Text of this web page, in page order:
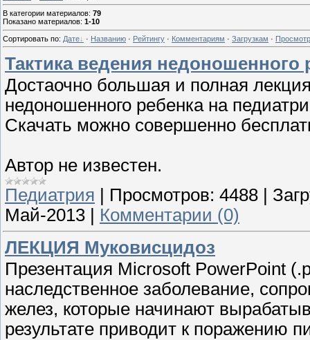
В категории материалов: 79
Показано материалов: 1-10
Сортировать по: Дате · Названию · Рейтингу · Комментариям · Загрузкам ·
Тактика ведения недоношенного
Достаочно большая и полная
недоношенного ребенка на
Скачать можно совершенно
Автор не известен.
Педиатрия | Просмотров: 4488 |
Май-2013 | Комментарии (0)
ЛЕКЦИЯ Муковисцидоз
Презентация Microsoft PowerPoint
наследственное заболевание,
желез, которые начинают
результате приводит к поражению